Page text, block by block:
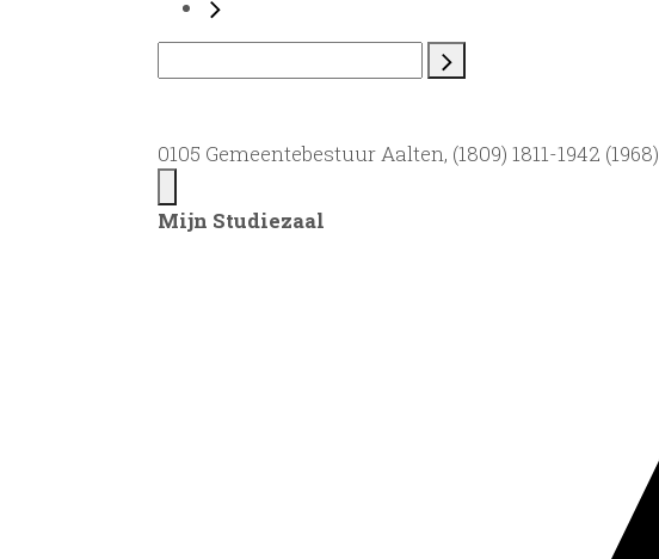
0105 Gemeentebestuur Aalten, (1809) 1811-1942 (1968)
Mijn Studiezaal